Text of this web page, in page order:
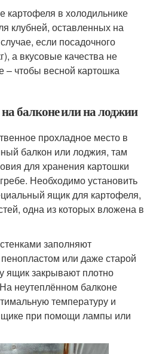
картофеля в холодильнике
клубней, оставленных на
если посадочного
а вкусовые качества не
– чтобы весной картошка
балконе или на лоджии
прохладное место в
балкон или лоджия, там
для хранения картошки
Необходимо установить
ящик для картофеля,
одна из которых вложена в
заполняют
или даже старой
ящик закрывают плотно
неутеплённом балконе
температуру и
при помощи лампы или